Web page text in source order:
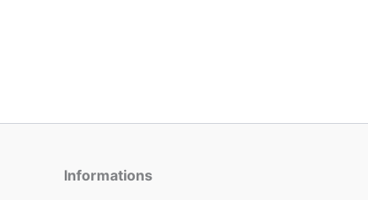
Informations